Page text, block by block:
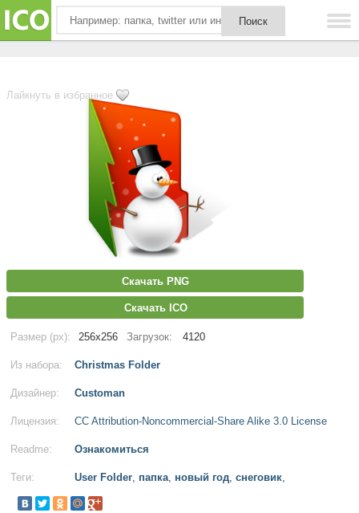
Лайкнуть в избранное
Скачать PNG
Скачать ICO
Размер (px): 256x256 Загрузок: 4120
Из набора: Christmas Folder
Дизайнер: Customan
Лицензия: CC Attribution-Noncommercial-Share Alike 3.0 License
Readme: Ознакомиться
Теги: User Folder, папка, новый год, снеговик,